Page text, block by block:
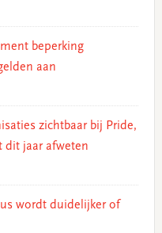
beperking
aan
zichtbaar bij Pride,
dit jaar afweten
wordt duidelijker of